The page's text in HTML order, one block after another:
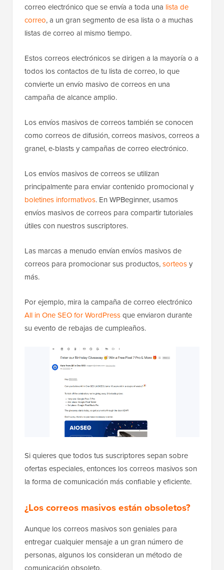
correo electrónico que se envía a toda una lista de
correo, a un gran segmento de esa lista o a muchas
listas de correo al mismo tiempo.
Estos correos electrónicos se dirigen a la mayoría o a
todos los contactos de tu lista de correo, lo que
convierte un envío masivo de correos en una
campaña de alcance amplio.
Los envíos masivos de correos también se conocen
como correos de difusión, correos masivos, correos a
granel, e-blasts y campañas de correo electrónico.
Los envíos masivos de correos se utilizan
principalmente para enviar contenido promocional y
boletines informativos. En WPBeginner, usamos
envíos masivos de correos para compartir tutoriales
útiles con nuestros suscriptores.
Las marcas a menudo envían envíos masivos de
correos para promocionar sus productos,sorteosy
más.
Por ejemplo, mira la campaña de correo electrónico
All in One SEO for WordPressque enviaron durante
su evento de rebajas de cumpleaños.
Si quieres que todos tus suscriptores sepan sobre
ofertas especiales, entonces los correos masivos son
la forma de comunicación más confiable y eficiente.
¿Los correos masivos están obsoletos?
Aunque los correos masivos son geniales para
entregar cualquier mensaje a un gran número de
personas, algunos los consideran un método de